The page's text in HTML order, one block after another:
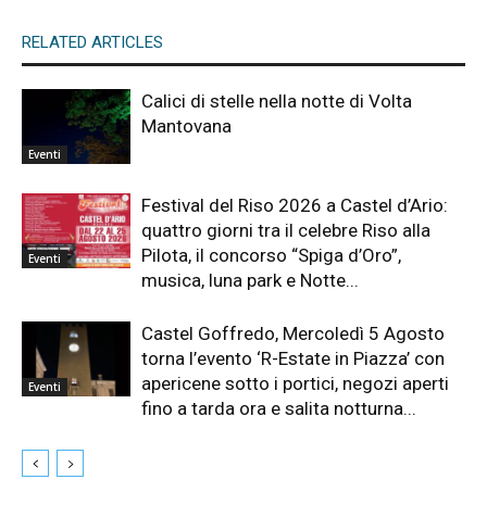
RELATED ARTICLES
Eventi
Calici di stelle nella notte di Volta
Mantovana
Eventi
Festival del Riso 2026 a Castel d’Ario:
quattro giorni tra il celebre Riso alla
Pilota, il concorso “Spiga d’Oro”,
musica, luna park e Notte...
Eventi
Castel Goffredo, Mercoledì 5 Agosto
torna l’evento ‘R-Estate in Piazza’ con
apericene sotto i portici, negozi aperti
fino a tarda ora e salita notturna...